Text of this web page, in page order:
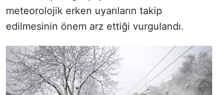
meteorolojik erken uyarıların takip
edilmesinin önem arz ettiği vurgulandı.